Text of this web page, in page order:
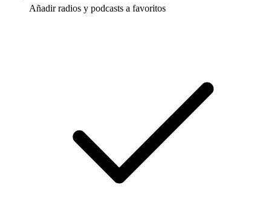
Añadir radios y podcasts a favoritos